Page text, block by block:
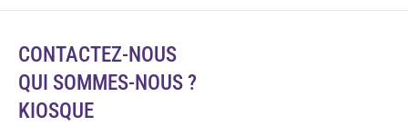
CONTACTEZ-NOUS
QUI SOMMES-NOUS ?
KIOSQUE